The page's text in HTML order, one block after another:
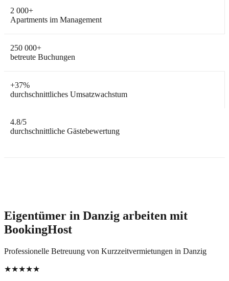
2 000+
Apartments im Management
250 000+
betreute Buchungen
+37%
durchschnittliches Umsatzwachstum
4.8/5
durchschnittliche Gästebewertung
Eigentümer in Danzig arbeiten mit
BookingHost
Professionelle Betreuung von Kurzzeitvermietungen in Danzig
★★★★★